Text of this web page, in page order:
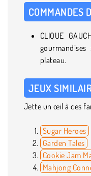
COMMANDES
CLIQUE
plateau.
JEUX
Jette un œil à ces
Sugar Heroes
Garden Tales
Cookie Jam
Mahjong